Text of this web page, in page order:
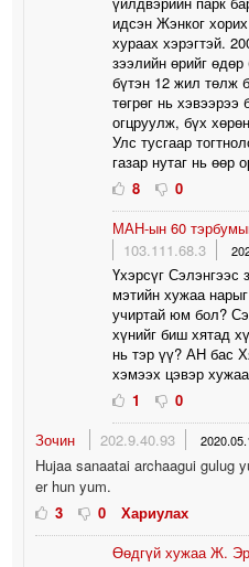
идсэн Жэнког
хураах хэрэгтэй.
зээлийн өрийг өдөр
бүтэн 12 жил төлж
төгрөг нь хэвээрээ
огцруулж, бүх
Улс тусгаар
газар нутаг нь өөр
8
0
МАН-ын 60
103.111.68.3
Үхэрсүг
мэтийн хужаа
учиртай юм бол?
хүнийг биш хятад
нь тэр үү? АН бас
хэмээх цэвэр
1
0
Зочин
202.9.40.93
Hujaa sanaatai archaagui gulug
er hun yum.
3
0
Хариулах
Өөдгүй хужаа Ж.